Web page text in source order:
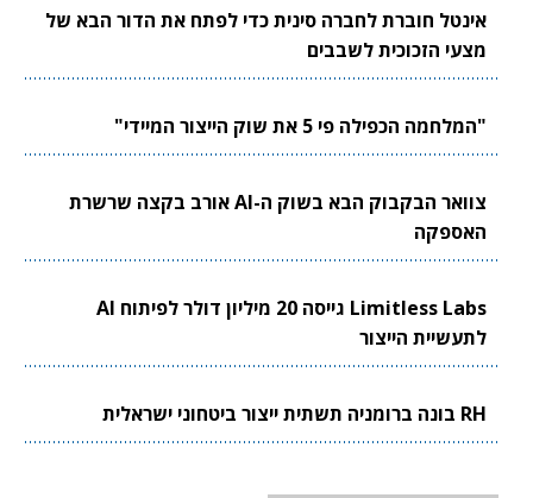
אינטל חוברת לחברה סינית כדי לפתח את הדור הבא של
מצעי הזכוכית לשבבים
"המלחמה הכפילה פי 5 את שוק הייצור המיידי"
צוואר הבקבוק הבא בשוק ה-AI אורב בקצה שרשרת
האספקה
Limitless Labs גייסה 20 מיליון דולר לפיתוח AI
לתעשיית הייצור
RH בונה ברומניה תשתית ייצור ביטחוני ישראלית